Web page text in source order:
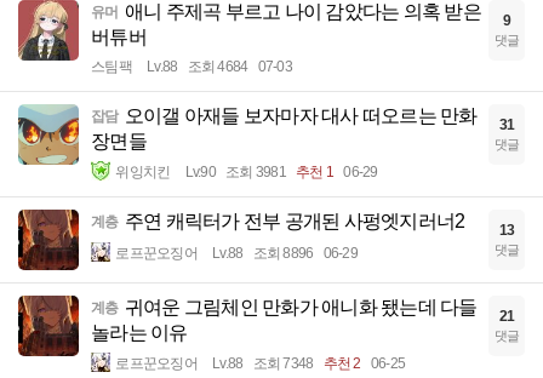
유머 애니 주제곡 부르고 나이 감았다는 의혹 받은
버튜버
스팀팩 Lv.88 조회 4684 07-03
9
댓글
잡담 오이갤 아재들 보자마자 대사 떠오르는 만화
장면들
위잉치킨 Lv.90 조회 3981 추천 1 06-29
31
댓글
계층 주연 캐릭터가 전부 공개된 사펑엣지러너2
로프꾼오징어 Lv.88 조회 8896 06-29
13
댓글
계층 귀여운 그림체인 만화가 애니화 됐는데 다들
놀라는 이유
로프꾼오징어 Lv.88 조회 7348 추천 2 06-25
21
댓글